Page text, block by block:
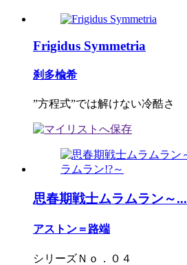
Frigidus Symmetria
刹多楡希
”方程式”では解けない冷酷さ
思春期戦士ムラムラン～...
アストン＝路端
シリーズＮｏ．０４